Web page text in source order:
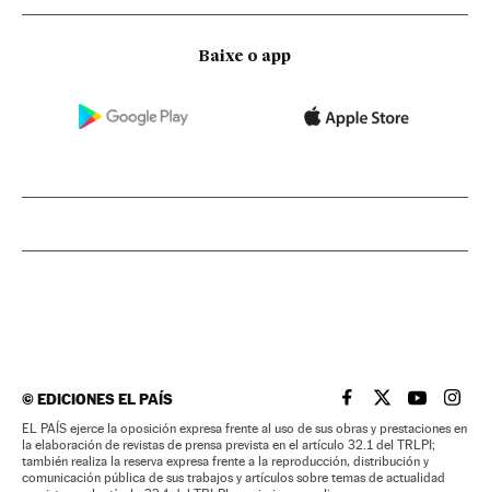
Baixe o app
©EDICIONES EL PAÍS EL PAÍS BRASIL EN
EL PAÍSEL PAÍS
EL
EL PAÍS ejerce la oposición expresa frente al uso de sus obras y prestaciones en
la elaboración de revistas de prensa prevista en el artículo 32.1 del TRLPI;
también realiza la reserva expresa frente a la reproducción, distribución y
comunicación pública de sus trabajos y artículos sobre temas de actualidad